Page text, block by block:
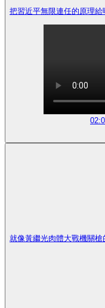
把習近平無限連任的原
就像黃繼光肉體大戰機關